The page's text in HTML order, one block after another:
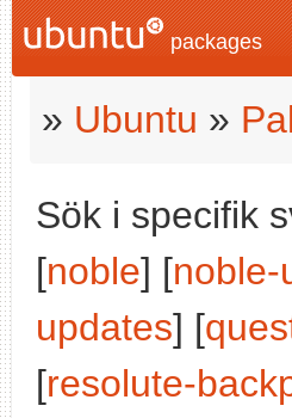
packages
» Ubuntu »
Sök i specifik
[noble] [noble-
updates] [
[resolute-